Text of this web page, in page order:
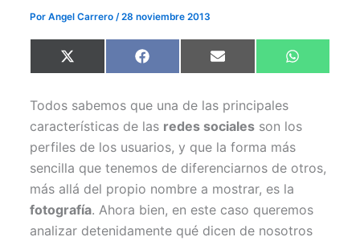
PorAngel Carrero/28 noviembre 2013
Compartir
en
X
(
i
t
r
)
Compartir
en
F
a
b
o
k
Compartir
en
E
m
l
Compartir
en
W
h
p
Todos sabemos que una de las principales
características de las redes sociales son los
perfiles de los usuarios, y que la forma más
sencilla que tenemos de diferenciarnos de otros,
más allá del propio nombre a mostrar, es la
fotografía. Ahora bien, en este caso queremos
analizar detenidamente qué dicen de nosotros